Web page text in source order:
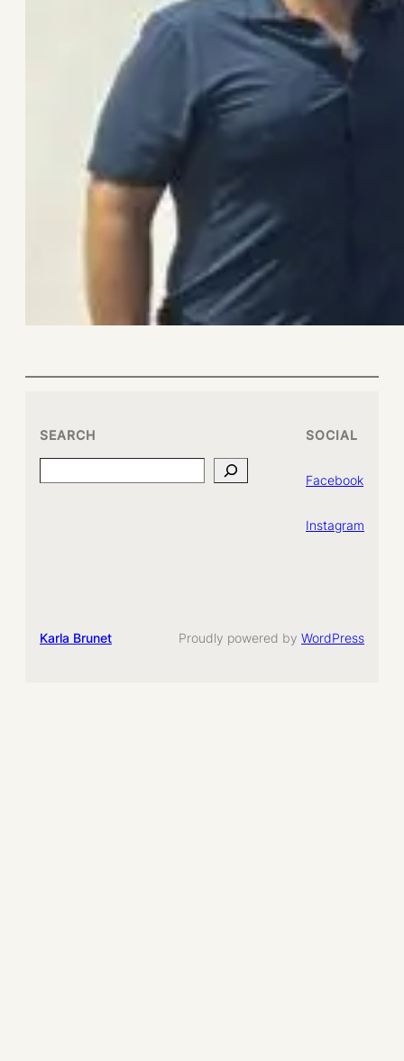
SEARCH
Search
SOCIAL
Facebook
Instagram
Karla Brunet Proudly powered by WordPress